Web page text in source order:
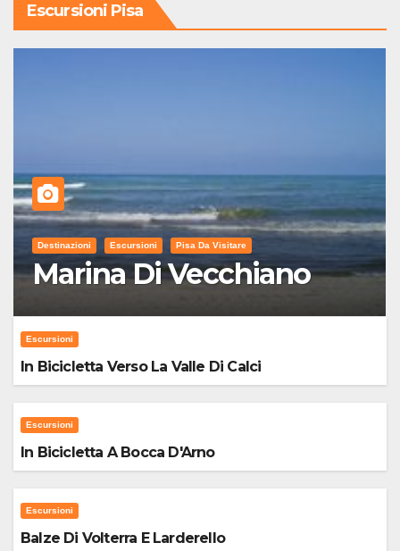
Escursioni Pisa
Destinazioni Escursioni Pisa Da Visitare
Marina Di Vecchiano
Escursioni
In Bicicletta Verso La Valle Di Calci
Escursioni
In Bicicletta A Bocca D'Arno
Escursioni
Balze Di Volterra E Larderello